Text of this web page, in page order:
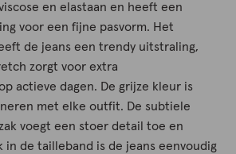
en elastaan en heeft een
voor een fijne pasvorm. Het
de jeans een trendy uitstraling,
zorgt voor extra
actieve dagen. De grijze kleur is
met elke outfit. De subtiele
voegt een stoer detail toe en
in de tailleband is de jeans eenvoudig